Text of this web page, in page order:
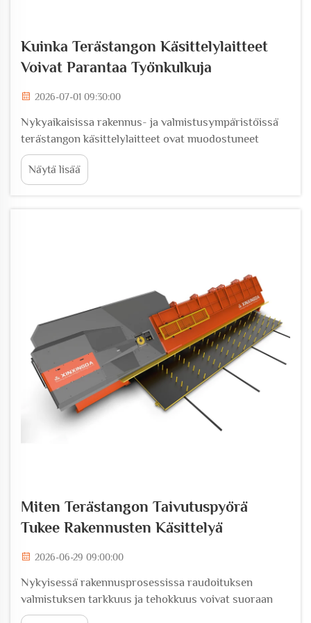
Kuinka Terästangon Käsittelylaitteet
Voivat Parantaa Työnkulkuja
2026-07-01 09:30:00
Nykyaikaisissa rakennus- ja valmistusympäristöissä
terästangon käsittelylaitteet ovat muodostuneet
toiminnallisen tehokkuuden kulmakiveksi. Olipa kyse
suurista infrastruktuuriprojekteista tai keskikokoisista
rakennustyömaista, tiimit leikkaavat, taivuttavat ja
Näytä lisää
Miten Terästangon Taivutuspyörä
Tukee Rakennusten Käsittelyä
2026-06-29 09:00:00
Nykyisessä rakennusprosessissa raudoituksen
valmistuksen tarkkuus ja tehokkuus voivat suoraan
määrittää valmiin rakennuksen rakenteellisen